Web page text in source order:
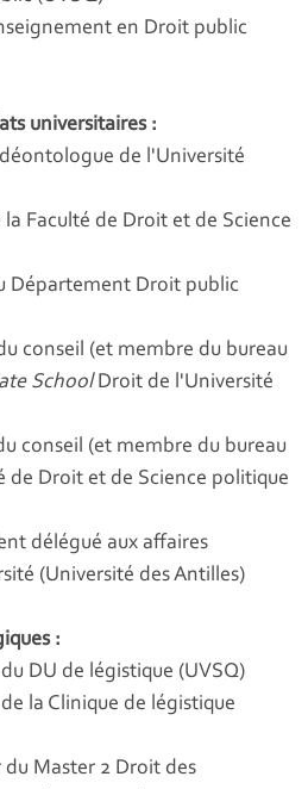
en Droit public
universitaires :
de l'Université
Faculté de Droit et de Science
Département Droit public
conseil (et membre du bureau
SchoolDroit de l'Université
conseil (et membre du bureau
de Droit et de Science politique
délégué aux affaires
(Université des Antilles)
:
DU de légistique (UVSQ)
la Clinique de légistique
du Master 2 Droit des